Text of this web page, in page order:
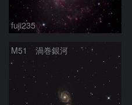
fuji235
M51 渦巻銀河